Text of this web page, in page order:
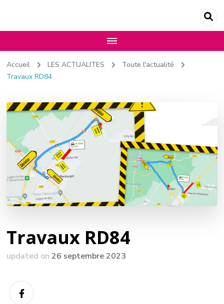
Accueil LES ACTUALITES
Toute l'actualité
Travaux RD84
Travaux RD84
updated on26 septembre 2023